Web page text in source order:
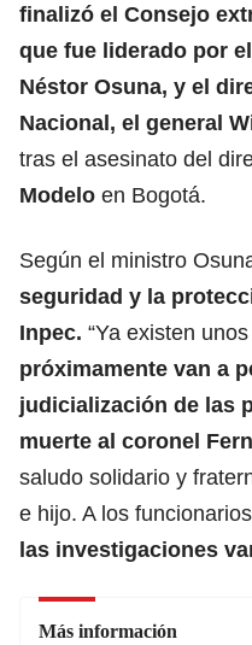
finalizó el Consejo
que fue liderado por el
Néstor Osuna, y el
Nacional, el general
tras el asesinato del
Modelo en Bogotá.
Según el ministro
seguridad y la
Inpec. “Ya existen unos
próximamente van a
judicialización de las
muerte al coronel
saludo solidario y
e hijo. A los
las investigaciones
Más información